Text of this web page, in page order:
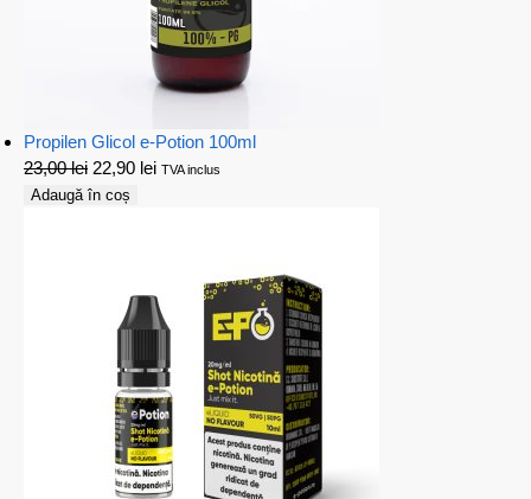
Propilen Glicol e-Potion 100ml
23,00lei 22,90 lei TVA inclus
Adaugă în coș